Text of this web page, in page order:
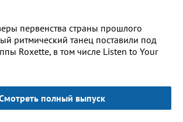
первенства страны прошлого
ритмический танец поставили под
Roxette, в том числе Listen to Your
полный выпуск